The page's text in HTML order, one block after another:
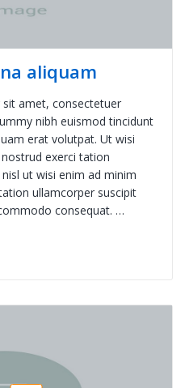
aliquam
amet, consectetuer
nibh euismod tincidunt
erat volutpat. Ut wisi
exerci tation
ut wisi enim ad minim
ullamcorper suscipit
consequat. …